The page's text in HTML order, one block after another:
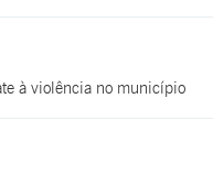
à violência no município